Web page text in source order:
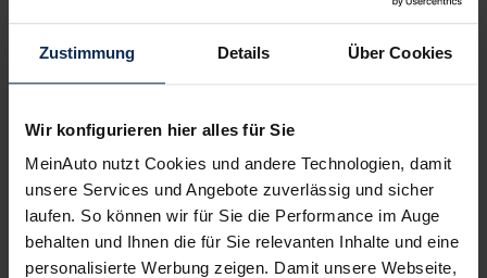
Zustimmung Details Über Cookies
Wir konfigurieren hier alles für Sie
MeinAuto nutzt Cookies und andere Technologien, damit
unsere Services und Angebote zuverlässig und sicher
laufen. So können wir für Sie die Performance im Auge
behalten und Ihnen die für Sie relevanten Inhalte und eine
personalisierte Werbung zeigen. Damit unsere Webseite,
UVP:39.348 €